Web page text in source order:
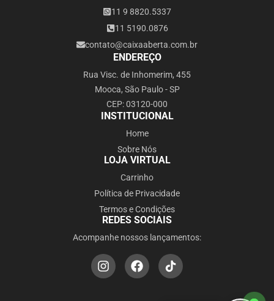
11 9 8820.5337
11 5190.0876
contato@caixaaberta.com.br
ENDEREÇO
Rua Visc. de Inhomerim, 455
Mooca, São Paulo - SP
CEP: 03120-000
INSTITUCIONAL
Home
Sobre Nós
LOJA VIRTUAL
Carrinho
Política de Privacidade
Termos e Condições
REDES SOCIAIS
Acompanhe nossos lançamentos: